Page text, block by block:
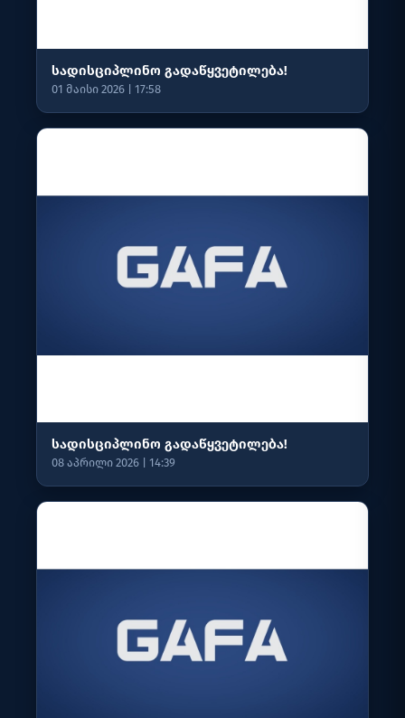
სადისციპლინო გადაწყვეტილება!
01 მაისი 2026 | 17:58
სადისციპლინო გადაწყვეტილება!
08 აპრილი 2026 | 14:39